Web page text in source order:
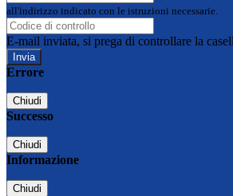
all'indirizzo indicato con le istruzioni necessarie.
E-mail inviata, si prega di controllare la
Errore
Chiudi
Successo
Chiudi
Informazione
Chiudi